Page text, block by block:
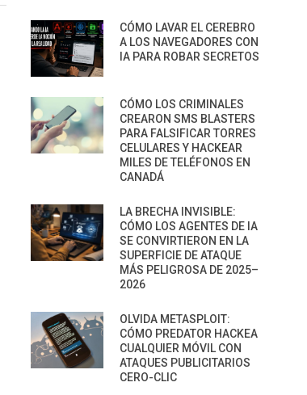
CÓMO LAVAR EL CEREBRO
A LOS NAVEGADORES CON
IA PARA ROBAR SECRETOS
CÓMO LOS CRIMINALES
CREARON SMS BLASTERS
PARA FALSIFICAR TORRES
CELULARES Y HACKEAR
MILES DE TELÉFONOS EN
CANADÁ
LA BRECHA INVISIBLE:
CÓMO LOS AGENTES DE IA
SE CONVIRTIERON EN LA
SUPERFICIE DE ATAQUE
MÁS PELIGROSA DE 2025–
2026
OLVIDA METASPLOIT:
CÓMO PREDATOR HACKEA
CUALQUIER MÓVIL CON
ATAQUES PUBLICITARIOS
CERO-CLIC